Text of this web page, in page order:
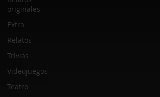
originales
Extra
Relatos
Trivias
Videojuegos
Teatro